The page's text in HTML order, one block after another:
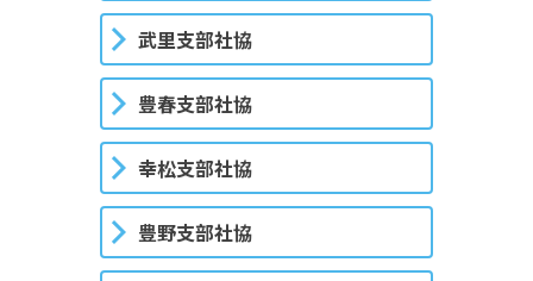
武里支部社協
豊春支部社協
幸松支部社協
豊野支部社協